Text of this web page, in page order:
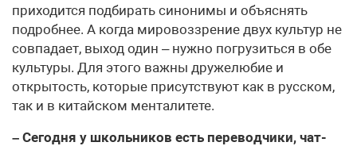
приходится подбирать синонимы и объяснять
подробнее. А когда мировоззрение двух культур не
совпадает, выход один – нужно погрузиться в обе
культуры. Для этого важны дружелюбие и
открытость, которые присутствуют как в русском,
так и в китайском менталитете.
– Сегодня у школьников есть переводчики, чат-